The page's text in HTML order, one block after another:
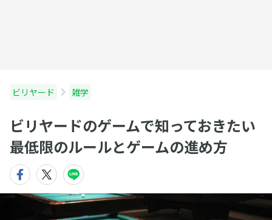
ビリヤード 雑学
ビリヤードのゲームで知っておきたい
最低限のルールとゲームの進め方